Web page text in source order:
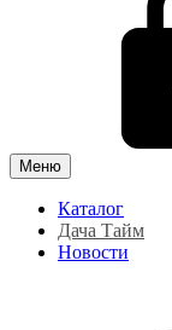
Меню
Каталог
Дача Тайм
Новости